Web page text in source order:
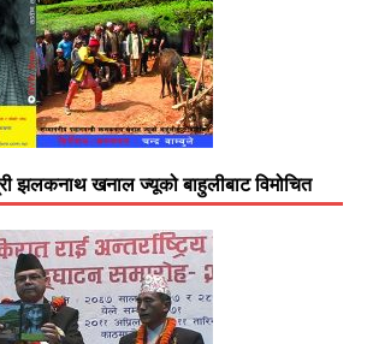
झलकनाथ खनाल ज्यूको बाहुलीबाट विमोचित